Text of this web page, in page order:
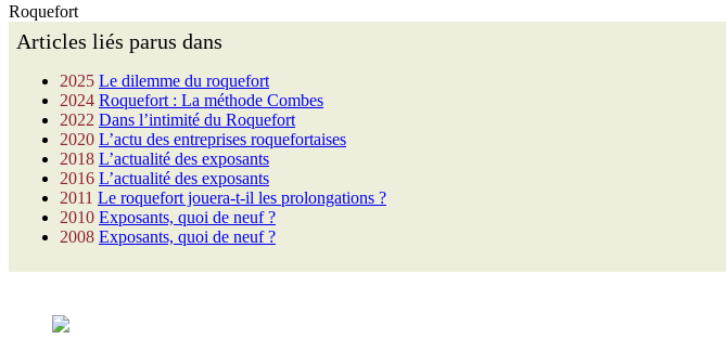
Roquefort
Articles liés parus dans
2025 Le dilemme du roquefort
2024 Roquefort : La méthode Combes
2022 Dans l’intimité du Roquefort
2020 L’actu des entreprises roquefortaises
2018 L’actualité des exposants
2016 L’actualité des exposants
2011 Le roquefort jouera-t-il les prolongations ?
2010 Exposants, quoi de neuf ?
2008 Exposants, quoi de neuf ?